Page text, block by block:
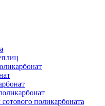
поликарбоната